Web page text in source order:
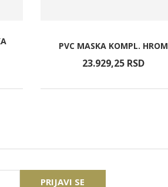
PVC MASKA KOMPL. HROM
23.929,25 RSD
PRIJAVI SE